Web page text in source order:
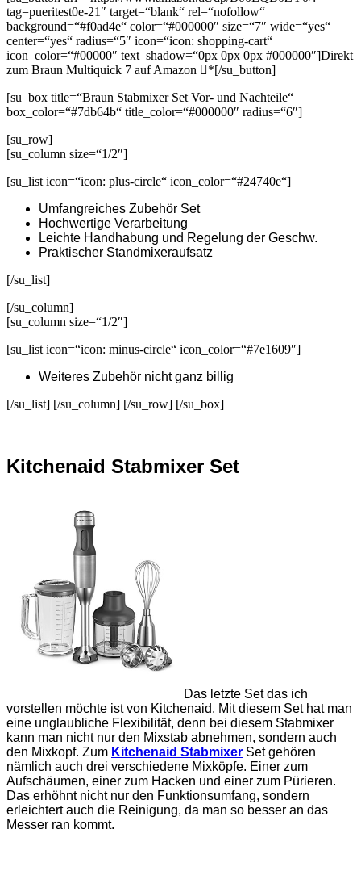
tag=pueritest0e-21″ target=“blank“ rel=“nofollow“
background=“#f0ad4e“ color=“#000000″ size=“7″ wide=“yes“
center=“yes“ radius=“5″ icon=“icon: shopping-cart“
icon_color=“#00000″ text_shadow=“0px 0px 0px #000000″]Direkt
zum Braun Multiquick 7 auf Amazon
*[/su_button]
[su_box title=“Braun Stabmixer Set Vor- und Nachteile“
box_color=“#7db64b“ title_color=“#000000″ radius=“6″]
[su_row]
[su_column size=“1/2″]
[su_list icon=“icon: plus-circle“ icon_color=“#24740e“]
Umfangreiches Zubehör Set
Hochwertige Verarbeitung
Leichte Handhabung und Regelung der Geschw.
Praktischer Standmixeraufsatz
[/su_list]
[/su_column]
[su_column size=“1/2″]
[su_list icon=“icon: minus-circle“ icon_color=“#7e1609″]
Weiteres Zubehör nicht ganz billig
[/su_list] [/su_column] [/su_row] [/su_box]
Kitchenaid Stabmixer Set
Das letzte Set das ich
vorstellen möchte ist von Kitchenaid. Mit diesem Set hat man
eine unglaubliche Flexibilität, denn bei diesem Stabmixer
kann man nicht nur den Mixstab abnehmen, sondern auch
den Mixkopf. Zum Kitchenaid Stabmixer Set gehören
nämlich auch drei verschiedene Mixköpfe. Einer zum
Aufschäumen, einer zum Hacken und einer zum Pürieren.
Das erhöhnt nicht nur den Funktionsumfang, sondern
erleichtert auch die Reinigung, da man so besser an das
Messer ran kommt.